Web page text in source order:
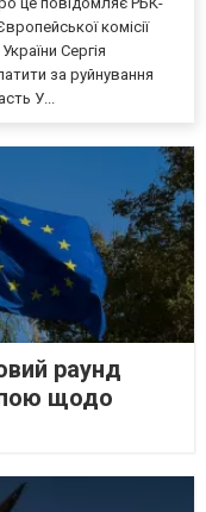
комісії
Сергія
за руйнування
У...
раунд
щодо